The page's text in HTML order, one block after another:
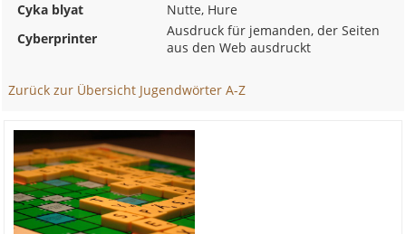
Cyka blyat
Nutte, Hure
Cyberprinter
Ausdruck für jemanden, der Seiten
aus den Web ausdruckt
Zurück zur Übersicht Jugendwörter A-Z